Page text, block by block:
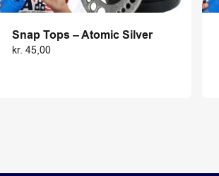
Snap Tops – Atomic Silver
kr. 45,00